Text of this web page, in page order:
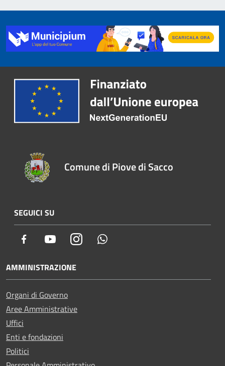
Comune di Piove di Sacco
SEGUICI SU
Facebook YoutubeInstagram
AMMINISTRAZIONE
Organi di Governo
Aree Amministrative
Uffici
Enti e fondazioni
Politici